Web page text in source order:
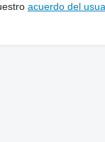
acuerdo del